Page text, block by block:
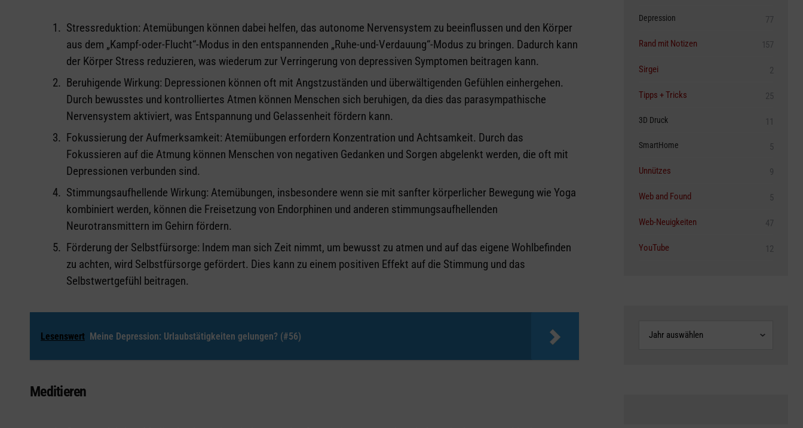
Stressreduktion: Atemübungen können dabei helfen, das autonome Nervensystem zu beeinflussen und den Körper
aus dem „Kampf-oder-Flucht“-Modus in den entspannenden „Ruhe-und-Verdauung“-Modus zu bringen. Dadurch kann
der Körper Stress reduzieren, was wiederum zur Verringerung von depressiven Symptomen beitragen kann.
Beruhigende Wirkung: Depressionen können oft mit Angstzuständen und überwältigenden Gefühlen einhergehen.
Durch bewusstes und kontrolliertes Atmen können Menschen sich beruhigen, da dies das parasympathische
Nervensystem aktiviert, was Entspannung und Gelassenheit fördern kann.
Fokussierung der Aufmerksamkeit: Atemübungen erfordern Konzentration und Achtsamkeit. Durch das
Fokussieren auf die Atmung können Menschen von negativen Gedanken und Sorgen abgelenkt werden, die oft mit
Depressionen verbunden sind.
Stimmungsaufhellende Wirkung: Atemübungen, insbesondere wenn sie mit sanfter körperlicher Bewegung wie Yoga
kombiniert werden, können die Freisetzung von Endorphinen und anderen stimmungsaufhellenden
Neurotransmittern im Gehirn fördern.
Förderung der Selbstfürsorge: Indem man sich Zeit nimmt, um bewusst zu atmen und auf das eigene Wohlbefinden
zu achten, wird Selbstfürsorge gefördert. Dies kann zu einem positiven Effekt auf die Stimmung und das
Selbstwertgefühl beitragen.
Lesenswert Meine Depression: Urlaubstätigkeiten gelungen? (#56)
Meditieren
Depression 77
Rand mit Notizen 157
Sirgei 2
Tipps + Tricks 25
3D Druck 11
SmartHome 5
Unnützes 9
Web and Found 5
Web-Neuigkeiten 47
YouTube 12